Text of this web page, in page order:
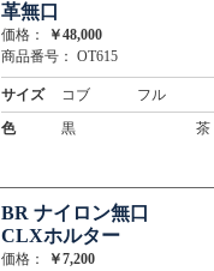
革無口
価格：
￥48,000
商品番号： OT615
サイズ コブ フル
色
黒 茶
BR ナイロン無口
CLXホルター
価格：
￥7,200